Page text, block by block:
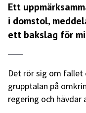
Ett
i domstol,
ett bakslag för
Det rör sig om fallet
grupptalan på
regering och